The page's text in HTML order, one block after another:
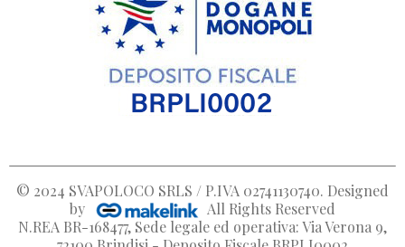
© 2024 SVAPOLOCO SRLS / P.IVA 02741130740. Designed
by
All Rights Reserved
N.REA BR-168477, Sede legale ed operativa: Via Verona 9,